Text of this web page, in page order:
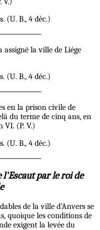
(U. B., 4 déc.)
la ville de Liége
(U. B., 4 déc.)
en la prison civile de
du terme de cinq ans, en
VI. (P. V.)
(U. B., 4 déc.)
par le roi de
de la ville d'Anvers se
quoique les conditions de
exigent la levée du